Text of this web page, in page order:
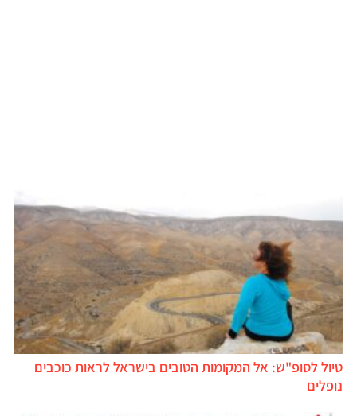
טיול לסופ"ש: אל המקומות הטובים בישראל לראות כוכבים
נופלים